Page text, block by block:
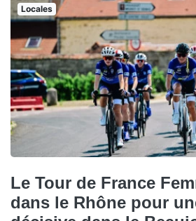
Locales
Le Tour de France
dans le Rhône pour